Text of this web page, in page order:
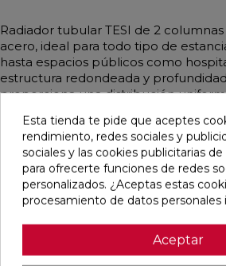
Radiador tubular TESI de 2
acero, ideal para todo tipo de
hasta espacios públicos como
estructura redondeada y
proporciona una distribución
baja temperatura, como calderas de
bombas de calor. Disponible en
potencias desde 14,9 hasta 2769 W
(∆T=50°C). Incluye soportes
Color Blanco Estándar o en todos los
Esta tienda te pide que aceptes
rendimiento, redes sociales y
sociales y las cookies publicitarias
para ofrecerte funciones de redes
personalizados. ¿Aceptas estas
procesamiento de datos personales
Aceptar